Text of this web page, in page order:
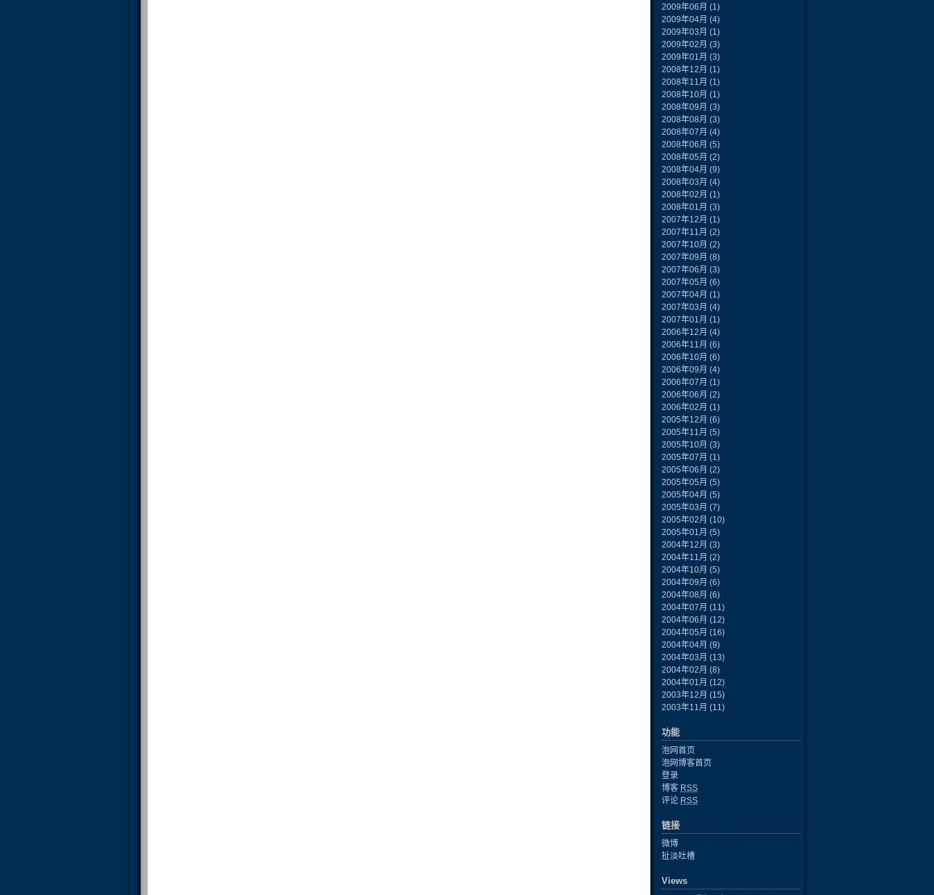
2009年06月 (1)
2009年04月 (4)
2009年03月 (1)
2009年02月 (3)
2009年01月 (3)
2008年12月 (1)
2008年11月 (1)
2008年10月 (1)
2008年09月 (3)
2008年08月 (3)
2008年07月 (4)
2008年06月 (5)
2008年05月 (2)
2008年04月 (9)
2008年03月 (4)
2008年02月 (1)
2008年01月 (3)
2007年12月 (1)
2007年11月 (2)
2007年10月 (2)
2007年09月 (8)
2007年06月 (3)
2007年05月 (6)
2007年04月 (1)
2007年03月 (4)
2007年01月 (1)
2006年12月 (4)
2006年11月 (6)
2006年10月 (6)
2006年09月 (4)
2006年07月 (1)
2006年06月 (2)
2006年02月 (1)
2005年12月 (6)
2005年11月 (5)
2005年10月 (3)
2005年07月 (1)
2005年06月 (2)
2005年05月 (5)
2005年04月 (5)
2005年03月 (7)
2005年02月 (10)
2005年01月 (5)
2004年12月 (3)
2004年11月 (2)
2004年10月 (5)
2004年09月 (6)
2004年08月 (6)
2004年07月 (11)
2004年06月 (12)
2004年05月 (16)
2004年04月 (9)
2004年03月 (13)
2004年02月 (8)
2004年01月 (12)
2003年12月 (15)
2003年11月 (11)
功能
泡网首页
泡网博客首页
登录
博客 RSS
评论 RSS
链接
微博
扯淡吐槽
Views